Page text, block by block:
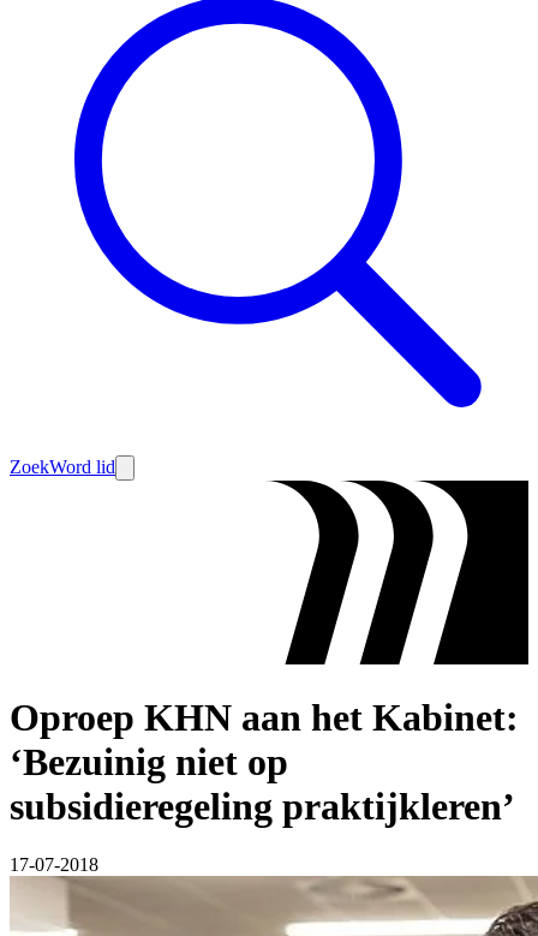
ZoekWord lid
Oproep KHN aan het Kabinet:
‘Bezuinig niet op
subsidieregeling praktijkleren’
17-07-2018